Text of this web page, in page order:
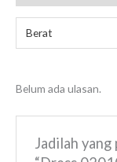
Berat
Belum ada ulasan.
Jadilah yang